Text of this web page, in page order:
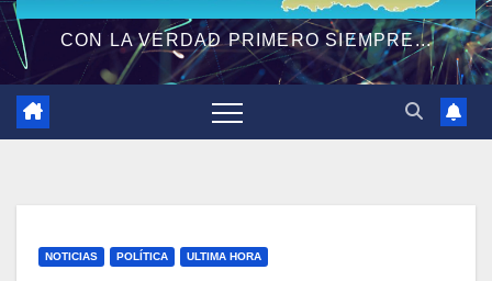
CON LA VERDAD PRIMERO SIEMPRE...
NOTICIAS POLÍTICA ULTIMA HORA